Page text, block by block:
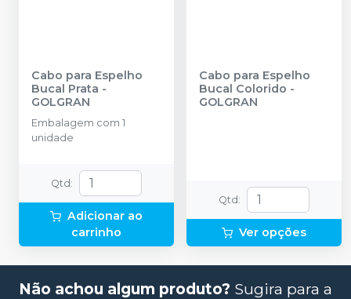
Cabo para Espelho
Bucal Prata -
GOLGRAN
Embalagem com 1
unidade
Qtd :
Adicionar ao
carrinho
Cabo para Espelho
Bucal Colorido -
GOLGRAN
Qtd :
Ver opções
Não achou algum produto? Sugira para a